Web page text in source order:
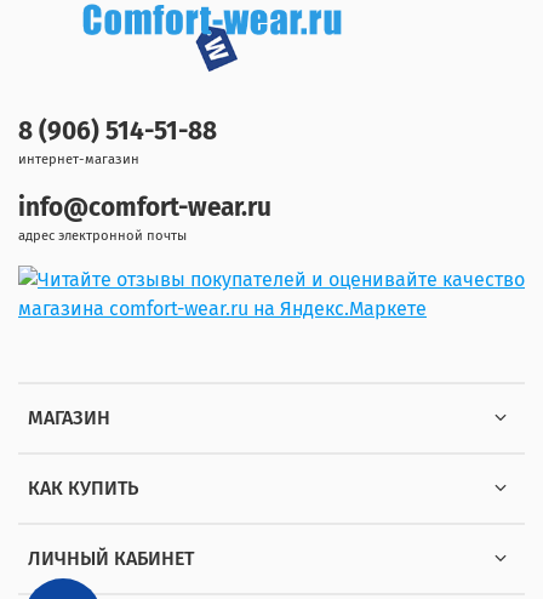
МАГАЗИН
КАК КУПИТЬ
ЛИЧНЫЙ КАБИНЕТ
8 (906) 514-51-88
интернет-магазин
info@comfort-wear.ru
адрес электронной почты